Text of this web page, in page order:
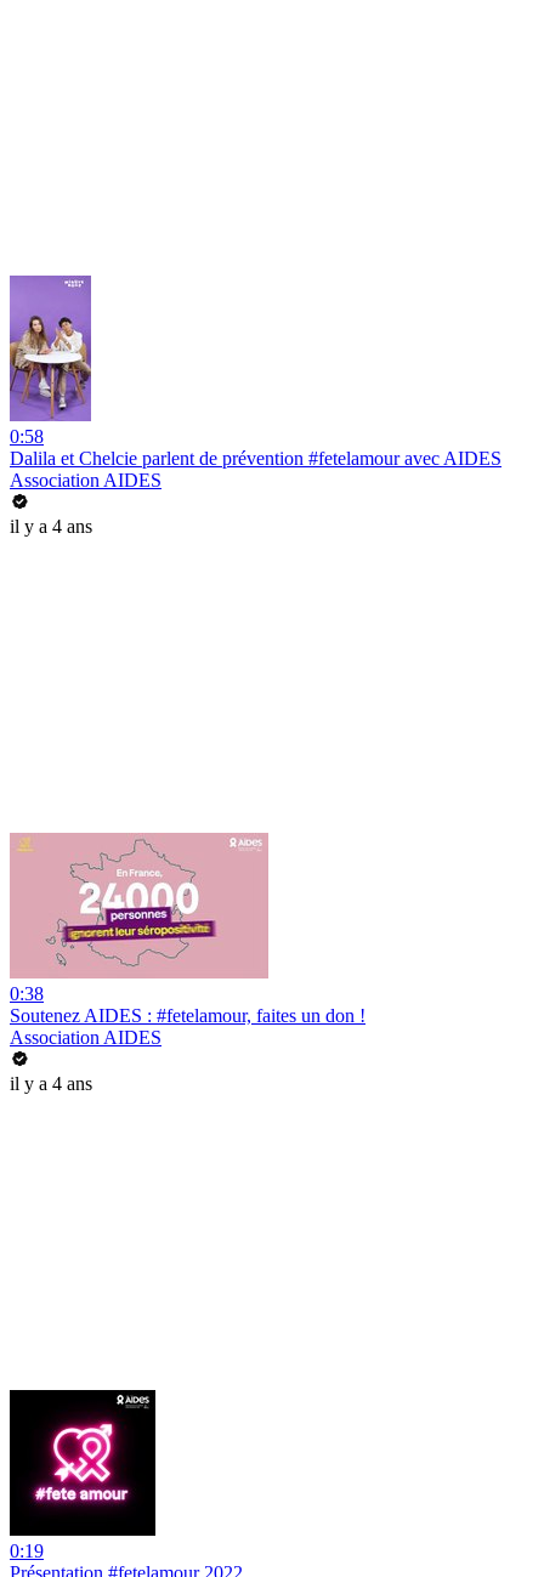
0:58
Dalila et Chelcie parlent de prévention #fetelamour avec AIDES
Association AIDES
il y a 4 ans
0:38
Soutenez AIDES : #fetelamour, faites un don !
Association AIDES
il y a 4 ans
0:19